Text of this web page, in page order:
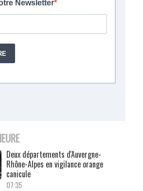
Deux départements d'Auvergne-
Rhône-Alpes en vigilance orange
canicule
07:35